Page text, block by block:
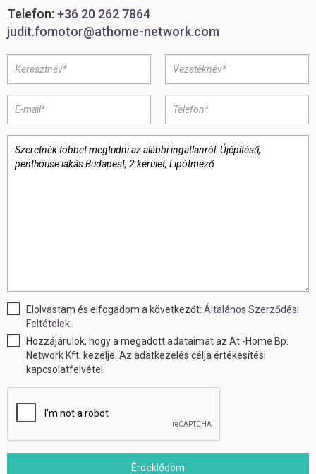
Telefon: +36 20 262 7864
judit.fomotor@athome-network.com
Elolvastam és elfogadom a következőt:Általános Szerződési
Feltételek.
Hozzájárulok, hogy a megadott adataimat az At -Home Bp.
Network Kft. kezelje. Az adatkezelés célja értékesítési
kapcsolatfelvétel.
Érdeklődöm